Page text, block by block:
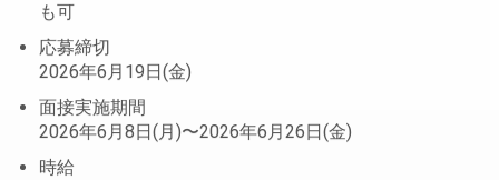
も可
応募締切
2026年6月19日(金)
面接実施期間
2026年6月8日(月)〜2026年6月26日(金)
時給